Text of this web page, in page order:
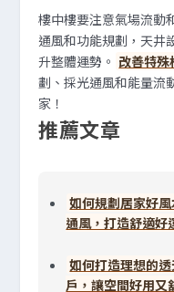
樓中樓要注意氣場流動
通風和功能規劃，天井
升整體運勢。 改善特殊
劃、採光通風和能量流
家！
推薦文章
如何規劃居家好
通風，打造舒適好
如何打造理想的
戶，讓空間好用又